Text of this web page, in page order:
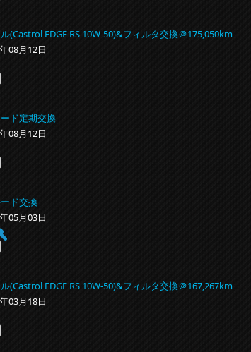
(Castrol EDGE RS 10W-50)&フィルタ交換＠175,050km
08月12日
ド定期交換
08月12日
ド交換
05月03日
(Castrol EDGE RS 10W-50)&フィルタ交換＠167,267km
03月18日